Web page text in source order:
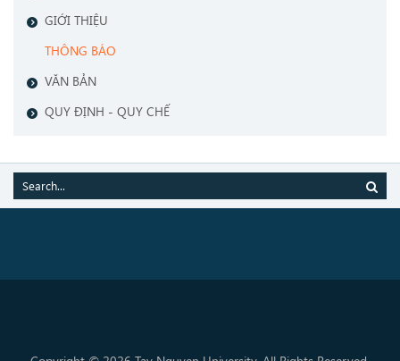
GIỚI THIỆU
THÔNG BÁO
VĂN BẢN
QUY ĐỊNH - QUY CHẾ